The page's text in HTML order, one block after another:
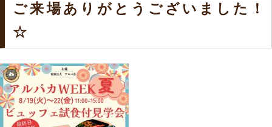
ご来場ありがとうございました！
☆